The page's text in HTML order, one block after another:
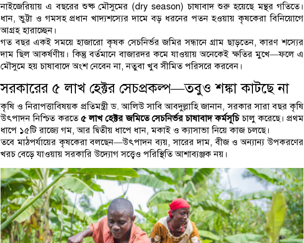
নাইজেরিয়ায় এ বছরের শুষ্ক মৌসুমের (dry season) চাষাবাদ শুরু হয়েছে মন্থর গতিতে।
ধান, ভুট্টা ও গমসহ প্রধান খাদ্যশস্যের দামে বড় ধরনের পতন হওয়ায় কৃষকেরা বিনিয়োগে
আগ্রহ হারাচ্ছেন।
গত বছর একই সময়ে হাজারো কৃষক সেচনির্ভর জমির সন্ধানে গ্রাম ছাড়তেন, কারণ শস্যের
দাম ছিল আকর্ষণীয়। কিন্তু বর্তমানে বাজারদর কমে যাওয়ায় অনেকেই ক্ষতির মুখে—ফলে এ
মৌসুমে হয় চাষাবাদে অংশ নেবেন না, নতুবা খুব সীমিত পরিসরে করবেন।
সরকারের ৫ লাখ হেক্টর সেচপ্রকল্প—তবুও শঙ্কা কাটছে না
কৃষি ও নিরাপত্তাবিষয়ক প্রতিমন্ত্রী ড. আলিউ সাবি আবদুল্লাহি জানান, সরকার সারা বছর কৃষি
উৎপাদন নিশ্চিত করতে৫ লাখ হেক্টর জমিতে সেচনির্ভর চাষাবাদ কর্মসূচিচালু করেছে। প্রথম
ধাপে ১৫টি রাজ্যে গম, আর দ্বিতীয় ধাপে ধান, মকাই ও ক্যাসাভা নিয়ে কাজ চলছে।
তবে মাঠপর্যায়ের কৃষকেরা বলছেন—উৎপাদন ব্যয়, সারের দাম, বীজ ও অন্যান্য উপকরণের
খরচ বেড়ে যাওয়ায় সরকারি উদ্যোগ সত্ত্বেও পরিস্থিতি আশাব্যঞ্জক নয়।